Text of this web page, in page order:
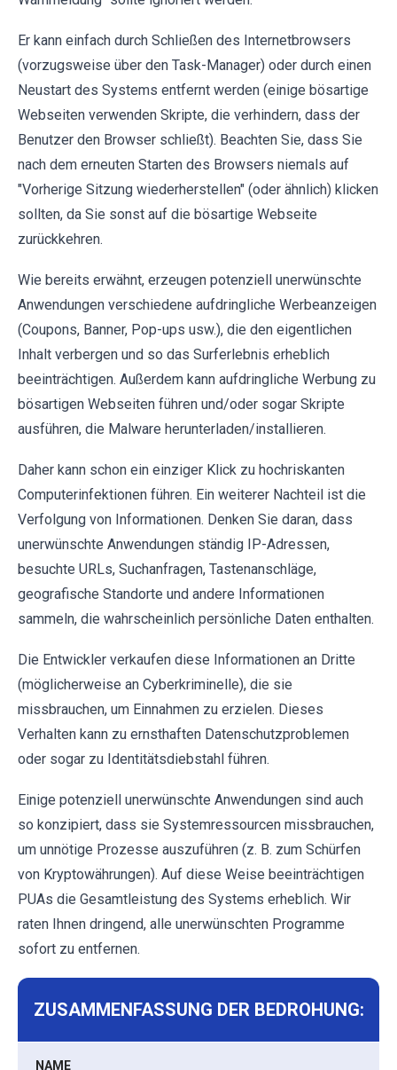
Er kann einfach durch Schließen des Internetbrowsers
(vorzugsweise über den Task-Manager) oder durch einen
Neustart des Systems entfernt werden (einige bösartige
Webseiten verwenden Skripte, die verhindern, dass der
Benutzer den Browser schließt). Beachten Sie, dass Sie
nach dem erneuten Starten des Browsers niemals auf
"Vorherige Sitzung wiederherstellen" (oder ähnlich) klicken
sollten, da Sie sonst auf die bösartige Webseite
zurückkehren.
Wie bereits erwähnt, erzeugen potenziell unerwünschte
Anwendungen verschiedene aufdringliche Werbeanzeigen
(Coupons, Banner, Pop-ups usw.), die den eigentlichen
Inhalt verbergen und so das Surferlebnis erheblich
beeinträchtigen. Außerdem kann aufdringliche Werbung zu
bösartigen Webseiten führen und/oder sogar Skripte
ausführen, die Malware herunterladen/installieren.
Daher kann schon ein einziger Klick zu hochriskanten
Computerinfektionen führen. Ein weiterer Nachteil ist die
Verfolgung von Informationen. Denken Sie daran, dass
unerwünschte Anwendungen ständig IP-Adressen,
besuchte URLs, Suchanfragen, Tastenanschläge,
geografische Standorte und andere Informationen
sammeln, die wahrscheinlich persönliche Daten enthalten.
Die Entwickler verkaufen diese Informationen an Dritte
(möglicherweise an Cyberkriminelle), die sie
missbrauchen, um Einnahmen zu erzielen. Dieses
Verhalten kann zu ernsthaften Datenschutzproblemen
oder sogar zu Identitätsdiebstahl führen.
Einige potenziell unerwünschte Anwendungen sind auch
so konzipiert, dass sie Systemressourcen missbrauchen,
um unnötige Prozesse auszuführen (z. B. zum Schürfen
von Kryptowährungen). Auf diese Weise beeinträchtigen
PUAs die Gesamtleistung des Systems erheblich. Wir
raten Ihnen dringend, alle unerwünschten Programme
sofort zu entfernen.
ZUSAMMENFASSUNG DER BEDROHUNG:
NAME